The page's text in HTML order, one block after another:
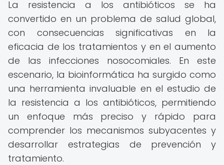
La resistencia a los antibióticos se ha
convertido en un problema de salud global,
con consecuencias significativas en la
eficacia de los tratamientos y en el aumento
de las infecciones nosocomiales. En este
escenario, la bioinformática ha surgido como
una herramienta invaluable en el estudio de
la resistencia a los antibióticos, permitiendo
un enfoque más preciso y rápido para
comprender los mecanismos subyacentes y
desarrollar estrategias de prevención y
tratamiento.